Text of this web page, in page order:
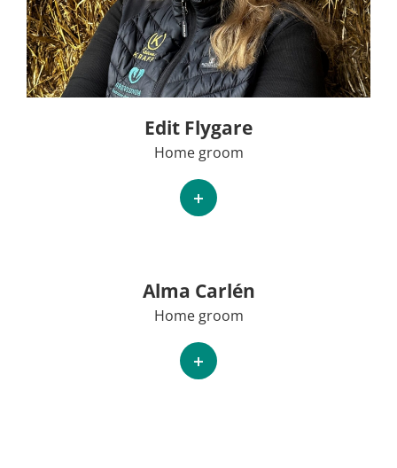
Edit Flygare
Home groom
+
Alma Carlén
Home groom
+